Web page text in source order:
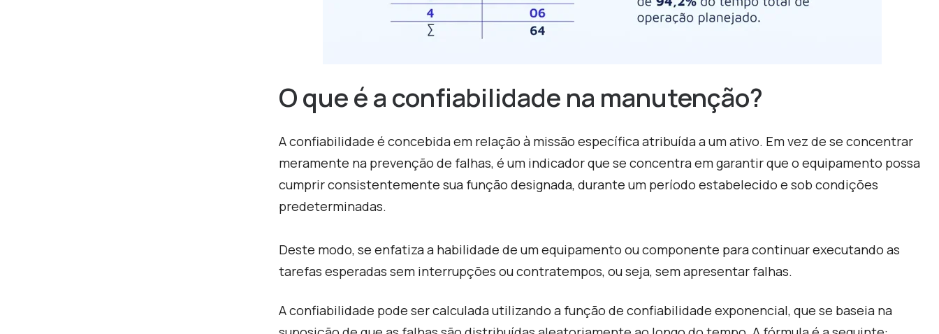
O que é a confiabilidade na manutenção?
A confiabilidade é concebida em relação à missão específica atribuída a um ativo. Em vez de se concentrar
meramente na prevenção de falhas, é um indicador que se concentra em garantir que o equipamento possa
cumprir consistentemente sua função designada, durante um período estabelecido e sob condições
predeterminadas.
Deste modo, se enfatiza a habilidade de um equipamento ou componente para continuar executando as
tarefas esperadas sem interrupções ou contratempos, ou seja, sem apresentar falhas.
A confiabilidade pode ser calculada utilizando a função de confiabilidade exponencial, que se baseia na